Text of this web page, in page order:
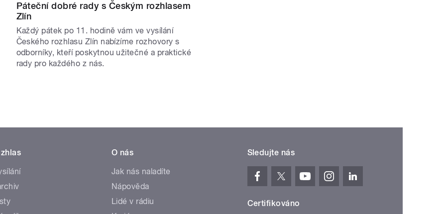
Páteční dobré rady s Českým rozhlasem
Zlín
Každý pátek po 11. hodině vám ve vysílání
Českého rozhlasu Zlín nabízíme rozhovory s
odborníky, kteří poskytnou užitečné a praktické
rady pro každého z nás.
O nás
Jak nás naladíte
Nápověda
Lidé v rádiu
Sledujte nás
Certifikováno